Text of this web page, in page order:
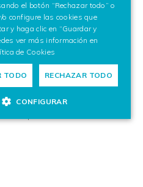
de Gipuzkoa,
(España)
el botón “Rechazar todo” o
o configure las cookies que
y haga clic en “Guardar y
ver más información en
de Cookies
TODO RECHAZAR TODO
CONFIGURAR